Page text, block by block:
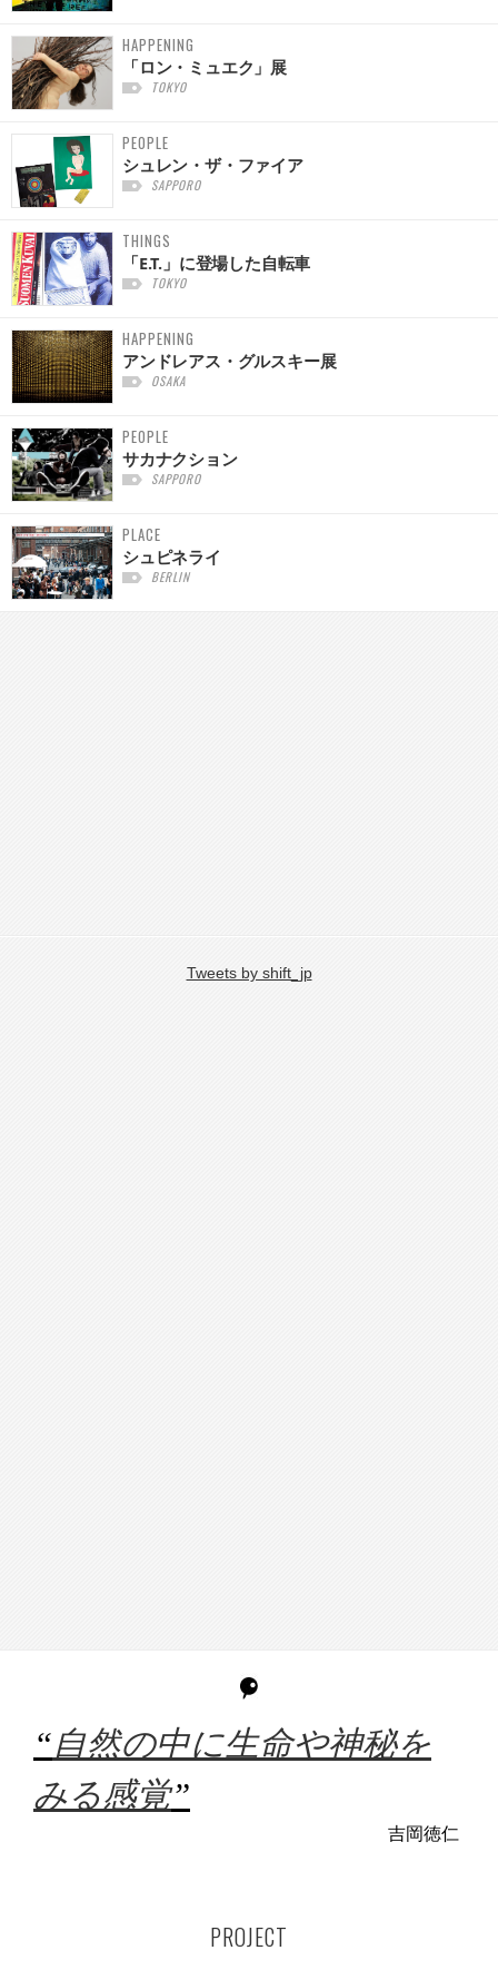
HAPPENING
「ロン・ミュエク」展
TOKYO
PEOPLE
シュレン・ザ・ファイア
SAPPORO
THINGS
「E.T.」に登場した自転車
TOKYO
HAPPENING
アンドレアス・グルスキー展
OSAKA
PEOPLE
サカナクション
SAPPORO
PLACE
シュピネライ
BERLIN
Tweets by shift_jp
“自然の中に生命や神秘を
みる感覚”
吉岡徳仁
PROJECT